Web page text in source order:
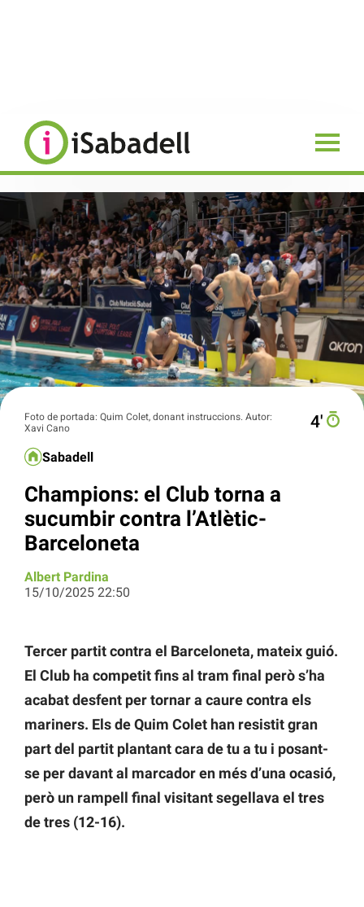
Foto de portada: Quim Colet, donant instruccions. Autor:
Xavi Cano
4′
Sabadell
Champions: el Club torna a
sucumbir contra l’Atlètic-
Barceloneta
Albert Pardina
15/10/2025 22:50
Tercer partit contra el Barceloneta, mateix guió.
El Club ha competit fins al tram final però s’ha
acabat desfent per tornar a caure contra els
mariners. Els de Quim Colet han resistit gran
part del partit plantant cara de tu a tu i posant-
se per davant al marcador en més d’una ocasió,
però un rampell final visitant segellava el tres
de tres (12-16).